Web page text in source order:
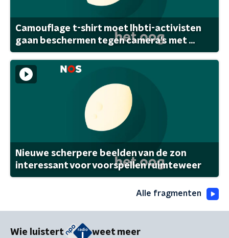
Camouflage t-shirt moet lhbti-activisten
gaan beschermen tegen camera's met ...
Nieuwe scherpere beelden van de zon
interessant voor voorspellen ruimteweer
Alle fragmenten
Wie luistert weet meer